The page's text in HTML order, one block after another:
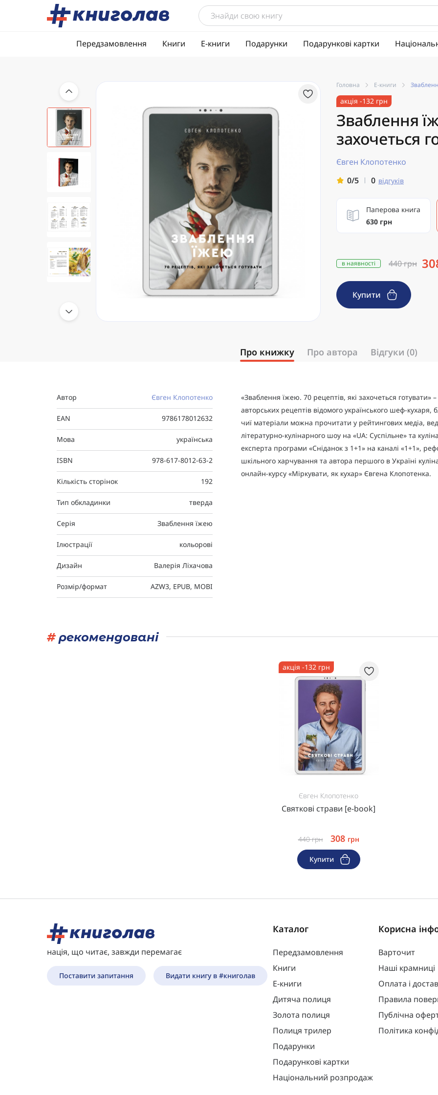
Передзамовлення Книги Е-книги Подарунки Подарункові картки
Головна Е-книги
акція -132 грн
Зваблення
захочеться
Євген Клопотенко
0/5
0 відгуків
Паперова книга
630 грн
в наявності 440 грн
Купити
Про книжку Про автора Відгуки (0)
Автор Євген Клопотенко
EAN 9786178012632
Мова українська
ISBN 978-617-8012-63-2
Кількість сторінок 192
Тип обкладинки тверда
Серія Зваблення їжею
Ілюстрації кольорові
Дизайн Валерія Ліхачова
Розмір/формат AZW3, EPUB, MOBI
«Зваблення їжею. 70 рецептів, які захочеться готувати»
авторських рецептів відомого українського шеф-кухаря,
чиї матеріали можна прочитати у рейтингових медіа,
літературно-кулінарного шоу на «UA: Суспільне» та
експерта програми «Сніданок з 1+1» на каналі «1+1»,
шкільного харчування та автора першого в Україні
онлайн-курсу «Міркувати, як кухар» Євгена Клопотенка.
#рекомендовані
акція -132 грн
Євген Клопотенко
Святкові страви [e-book]
440грн 308 грн
Купити
нація, що читає, завжди перемагає
Поставити запитання Видати книгу в #книголав
Каталог
Передзамовлення
Книги
Е-книги
Дитяча полиця
Золота полиця
Полиця трилер
Подарунки
Подарункові картки
Національний розпродаж
Корисна
Варточит
Наші крамниці
Оплата і
Правила
Публічна
Політика